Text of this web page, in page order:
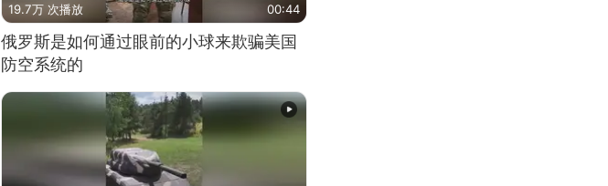
19.7万 次播放 00:44
俄罗斯是如何通过眼前的小球来欺骗美国
防空系统的